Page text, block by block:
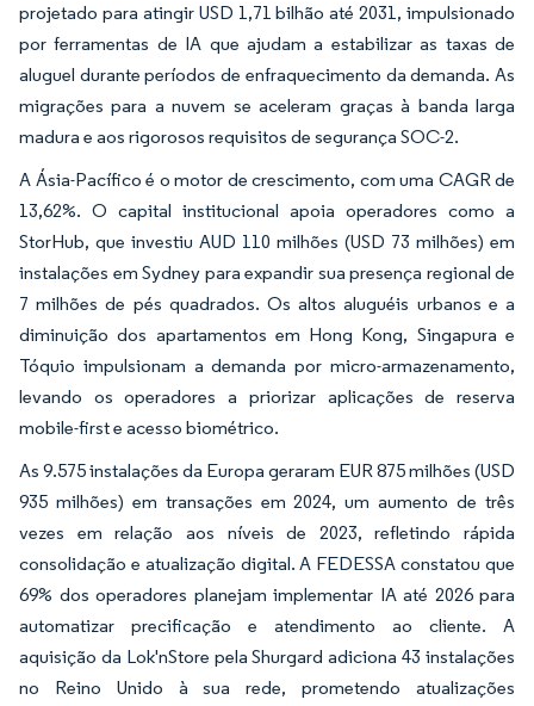
projetado para atingir USD 1,71 bilhão até 2031, impulsionado
por ferramentas de IA que ajudam a estabilizar as taxas de
aluguel durante períodos de enfraquecimento da demanda. As
migrações para a nuvem se aceleram graças à banda larga
madura e aos rigorosos requisitos de segurança SOC-2.
A Ásia-Pacífico é o motor de crescimento, com uma CAGR de
13,62%. O capital institucional apoia operadores como a
StorHub, que investiu AUD 110 milhões (USD 73 milhões) em
instalações em Sydney para expandir sua presença regional de
7 milhões de pés quadrados. Os altos aluguéis urbanos e a
diminuição dos apartamentos em Hong Kong, Singapura e
Tóquio impulsionam a demanda por micro-armazenamento,
levando os operadores a priorizar aplicações de reserva
mobile-first e acesso biométrico.
As 9.575 instalações da Europa geraram EUR 875 milhões (USD
935 milhões) em transações em 2024, um aumento de três
vezes em relação aos níveis de 2023, refletindo rápida
consolidação e atualização digital. A FEDESSA constatou que
69% dos operadores planejam implementar IA até 2026 para
automatizar precificação e atendimento ao cliente. A
aquisição da Lok'nStore pela Shurgard adiciona 43 instalações
no Reino Unido à sua rede, prometendo atualizações